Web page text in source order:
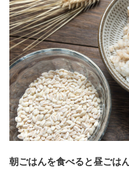
朝ごはんを食べると昼ごは